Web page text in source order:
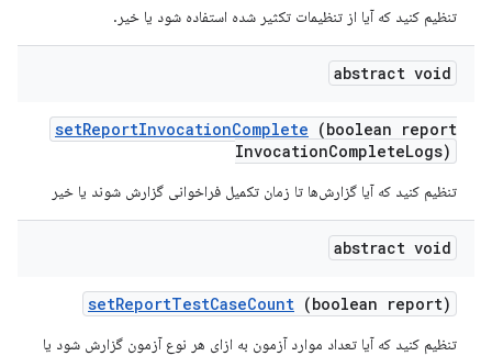
تنظیم کنید که آیا از تنظیمات تکثیر شده استفاده شود یا خیر.
abstract void
setReportInvocationComplete (boolean report
InvocationCompleteLogs)
تنظیم کنید که آیا گزارش‌ها تا زمان تکمیل فراخوانی گزارش شوند یا خیر
abstract void
setReportTestCaseCount (boolean report)
تنظیم کنید که آیا تعداد موارد آزمون به ازای هر نوع آزمون گزارش شود یا